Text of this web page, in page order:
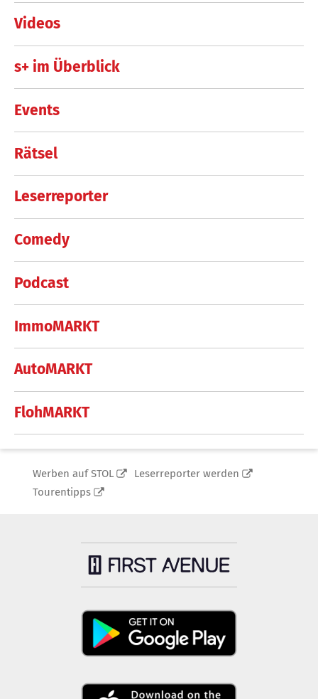
Videos
s+ im Überblick
Events
Rätsel
Leserreporter
Comedy
Podcast
ImmoMARKT
AutoMARKT
FlohMARKT
Werben auf STOL
Leserreporter werden
Tourentipps